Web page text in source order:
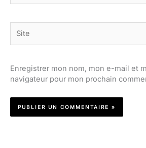
Enregistrer mon nom, mon e-mail et
navigateur pour mon prochain